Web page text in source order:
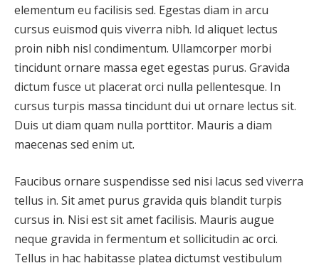
elementum eu facilisis sed. Egestas diam in arcu
cursus euismod quis viverra nibh. Id aliquet lectus
proin nibh nisl condimentum. Ullamcorper morbi
tincidunt ornare massa eget egestas purus. Gravida
dictum fusce ut placerat orci nulla pellentesque. In
cursus turpis massa tincidunt dui ut ornare lectus sit.
Duis ut diam quam nulla porttitor. Mauris a diam
maecenas sed enim ut.
Faucibus ornare suspendisse sed nisi lacus sed viverra
tellus in. Sit amet purus gravida quis blandit turpis
cursus in. Nisi est sit amet facilisis. Mauris augue
neque gravida in fermentum et sollicitudin ac orci.
Tellus in hac habitasse platea dictumst vestibulum